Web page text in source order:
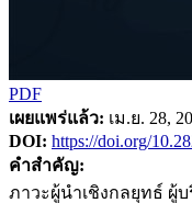
PDF
เผยแพร่แล้ว: เม.ย. 28,
DOI: https://doi.org/
คำสำคัญ:
ภาวะผู้นำเชิงกลยุทธ์ ผู้